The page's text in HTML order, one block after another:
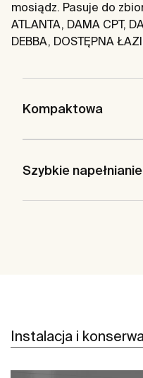
mosiądz. Pasuje do
ATLANTA, DAMA CPT,
DEBBA, DOSTĘPNA
Kompaktowa
Szybkie napełnianie
Instalacja i